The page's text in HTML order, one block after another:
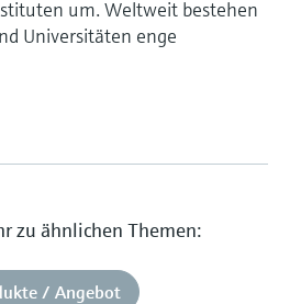
um. Weltweit bestehen
Universitäten enge
zu ähnlichen Themen:
/ Angebot